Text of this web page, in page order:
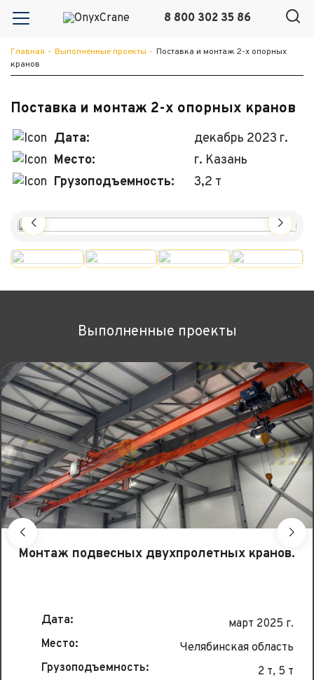
8 800 302 35 86
Главная - Выполненные проекты - Поставка и монтаж 2-х опорных
кранов
Поставка и монтаж 2-х опорных кранов
Дата:
декабрь 2023 г.
Место:
г. Казань
Грузоподъемность:
3,2 т
Выполненные проекты
Монтаж подвесных двухпролетных кранов.
Дата:
март 2025 г.
Место:
Челябинская область
Грузоподъемность:
2 т, 5 т